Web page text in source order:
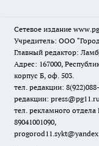
Сетевое издание
Учредитель: ООО
Главный редактор:
Адрес: 167000,
корпус Б, оф. 503.
тел. редакции:
редакции:
тел. рекламного
89041001090,